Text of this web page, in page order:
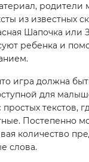
родители
из известных
Шапочка или
ребенка и
игра должна
для
простых текстов,
Постепенно
количество
слова.